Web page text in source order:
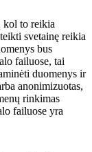
kol to reikia
svetainę reikia
bus
failuose, tai
duomenys ir
anonimizuotas,
rinkimas
failuose yra